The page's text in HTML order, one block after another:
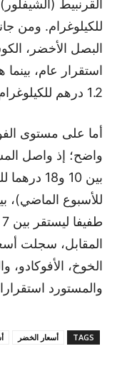
للكيلوغرام. ومن
البصل الأخضر،
استقرار عام، بينما
1.2 درهم للكيلوغرام.
أما على مستوى
واضح؛ إذ واصل
للأسبوع الماضي)،
المقابل، سجلت
الخوخ، الأفوكادو،
والمستورد
TAGS أسعار الخضر